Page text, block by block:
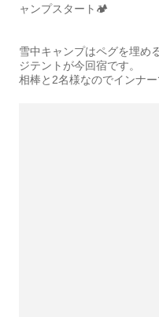
ャンプスタート🏕
雪中キャンプはペグを埋め
ジテントが今回宿です。
相棒と2名様なのでインナ